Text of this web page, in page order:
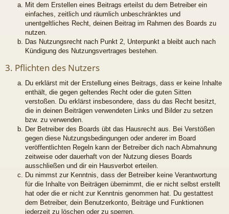
Mit dem Erstellen eines Beitrags erteilst du dem Betreiber ein
einfaches, zeitlich und räumlich unbeschränktes und
unentgeltliches Recht, deinen Beitrag im Rahmen des Boards zu
nutzen.
Das Nutzungsrecht nach Punkt 2, Unterpunkt a bleibt auch nach
Kündigung des Nutzungsvertrages bestehen.
3. Pflichten des Nutzers
Du erklärst mit der Erstellung eines Beitrags, dass er keine Inhalte
enthält, die gegen geltendes Recht oder die guten Sitten
verstoßen. Du erklärst insbesondere, dass du das Recht besitzt,
die in deinen Beiträgen verwendeten Links und Bilder zu setzen
bzw. zu verwenden.
Der Betreiber des Boards übt das Hausrecht aus. Bei Verstößen
gegen diese Nutzungsbedingungen oder anderer im Board
veröffentlichten Regeln kann der Betreiber dich nach Abmahnung
zeitweise oder dauerhaft von der Nutzung dieses Boards
ausschließen und dir ein Hausverbot erteilen.
Du nimmst zur Kenntnis, dass der Betreiber keine Verantwortung
für die Inhalte von Beiträgen übernimmt, die er nicht selbst erstellt
hat oder die er nicht zur Kenntnis genommen hat. Du gestattest
dem Betreiber, dein Benutzerkonto, Beiträge und Funktionen
jederzeit zu löschen oder zu sperren.